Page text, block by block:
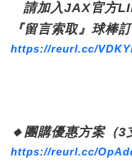
請加入JAX官方
『留言索取』球棒
https://reurl.cc/
🔸 團購優惠方案（3
https://reurl.cc/